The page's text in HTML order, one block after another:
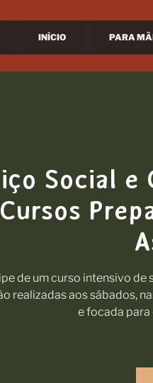
INÍCIO PARA
Social e
Cursos
de um curso intensivo de
realizadas aos sábados,
e focada